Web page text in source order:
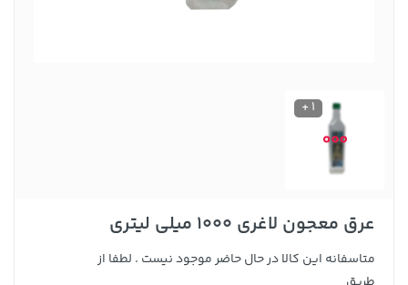
1 +
عرق معجون لاغری 1000 میلی لیتری
متاسفانه این کالا در حال حاضر موجود نیست . لطفا از